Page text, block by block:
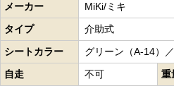
メーカー
MiKi/ミキ
タイプ
介助式
シートカラー
グリーン（A-14）
自走
不可 重